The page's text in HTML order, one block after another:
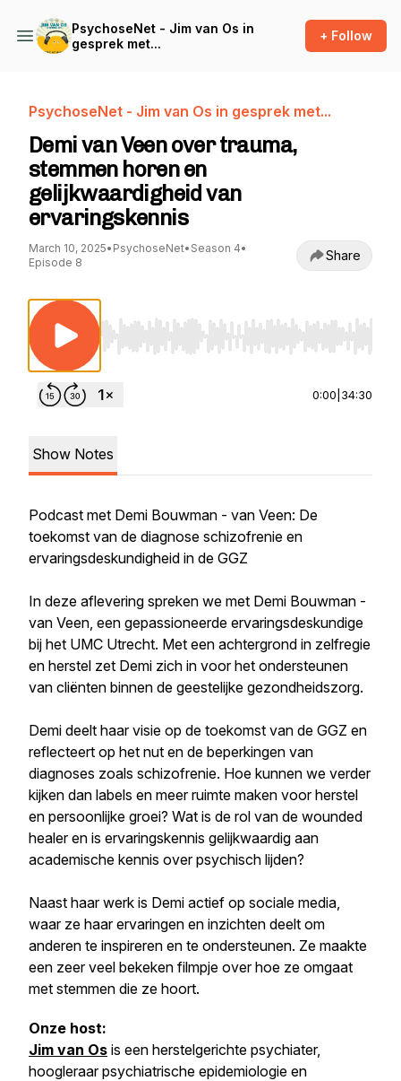
PsychoseNet - Jim van Os in
gesprek met...
+ Follow
PsychoseNet - Jim van Os in gesprek met...
Demi van Veen over trauma,
stemmen horen en
gelijkwaardigheid van
ervaringskennis
March 10, 2025• PsychoseNet• Season 4•
Episode 8
Share
Use Left/Right to seek, Home/End to jump
0:00 34:30
Show Notes
Podcast met Demi Bouwman - van Veen: De
toekomst van de diagnose schizofrenie en
ervaringsdeskundigheid in de GGZ
In deze aflevering spreken we met Demi Bouwman -
van Veen, een gepassioneerde ervaringsdeskundige
bij het UMC Utrecht. Met een achtergrond in zelfregie
en herstel zet Demi zich in voor het ondersteunen
van cliënten binnen de geestelijke gezondheidszorg.
Demi deelt haar visie op de toekomst van de GGZ en
reflecteert op het nut en de beperkingen van
diagnoses zoals schizofrenie. Hoe kunnen we verder
kijken dan labels en meer ruimte maken voor herstel
en persoonlijke groei? Wat is de rol van de wounded
healer en is ervaringskennis gelijkwaardig aan
academische kennis over psychisch lijden?
Naast haar werk is Demi actief op sociale media,
waar ze haar ervaringen en inzichten deelt om
anderen te inspireren en te ondersteunen. Ze maakte
een zeer veel bekeken filmpje over hoe ze omgaat
met stemmen die ze hoort.
Onze host:
Jim van Os is een herstelgerichte psychiater,
hoogleraar psychiatrische epidemiologie en